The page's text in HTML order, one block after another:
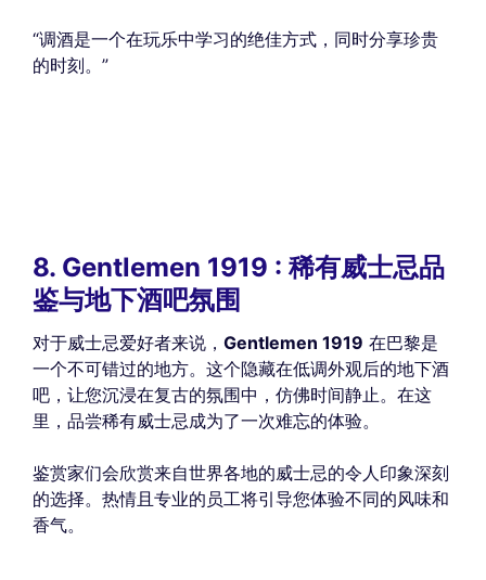
“调酒是一个在玩乐中学习的绝佳方式，同时分享珍贵
的时刻。”
8. Gentlemen 1919 : 稀有威士忌品
鉴与地下酒吧氛围
对于威士忌爱好者来说， Gentlemen 1919 在巴黎是
一个不可错过的地方。这个隐藏在低调外观后的地下酒
吧，让您沉浸在复古的氛围中，仿佛时间静止。在这
里，品尝稀有威士忌成为了一次难忘的体验。
鉴赏家们会欣赏来自世界各地的威士忌的令人印象深刻
的选择。热情且专业的员工将引导您体验不同的风味和
香气。